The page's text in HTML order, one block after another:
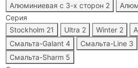
Алюминиевая с 3-x сторон 2
Серия
Stockholm 21 Ultra 2 Winter 2
Смальта-Galant 4 Смальта-Line 3
Смальта-Sharm 5